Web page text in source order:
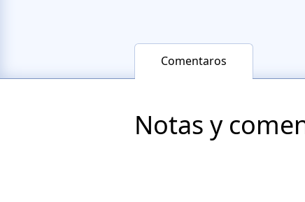
Comentaros
Notas y